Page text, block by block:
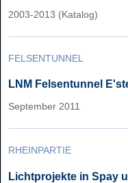
2003-2013 (Katalog)
FELSENTUNNEL
LNM Felsentunnel
September 2011
RHEINPARTIE
Lichtprojekte in Spay